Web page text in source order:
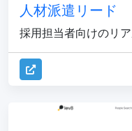
人材派遣リード
採用担当者向けのリ